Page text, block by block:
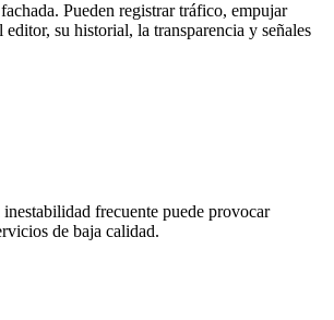
Pueden registrar tráfico, empujar
su historial, la transparencia y señales
frecuente puede provocar
de baja calidad.